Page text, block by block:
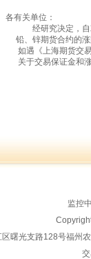
各有关单位：
经研究决定，自
铅、锌期货合约的涨
如遇《上海期货交
关于交易保证金和
监控
区曙光支路128号福州